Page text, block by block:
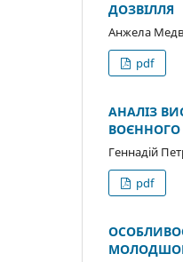
ДОЗВІЛЛЯ
Анжела
pdf
АНАЛІЗ
ВОЄННОГО
Геннадій
pdf